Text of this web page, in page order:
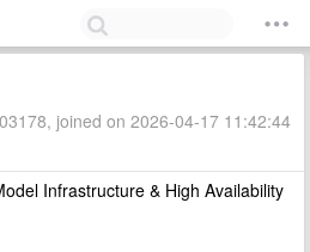
joined on 2026-04-17 11:42:44
Infrastructure & High Availability